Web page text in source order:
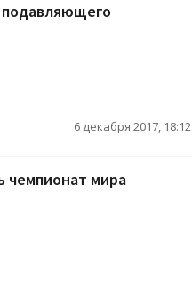
6 декабря 2017, 18:12
чемпионат мира